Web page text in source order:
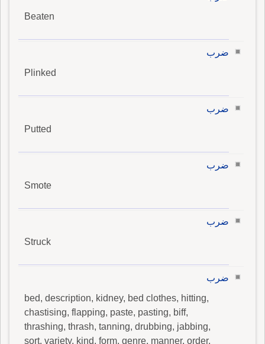
Beaten
ضرب
Plinked
ضرب
Putted
ضرب
Smote
ضرب
Struck
ضرب
bed, description, kidney, bed clothes, hitting,
chastising, flapping, paste, pasting, biff,
thrashing, thrash, tanning, drubbing, jabbing,
sort, variety, kind, form, genre, manner, order,